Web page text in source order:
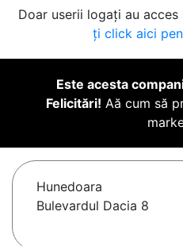
Doar userii logați au
ți click aici
Este acesta
Felicitări! Aă cum să
Hunedoara
Bulevardul Dacia 8